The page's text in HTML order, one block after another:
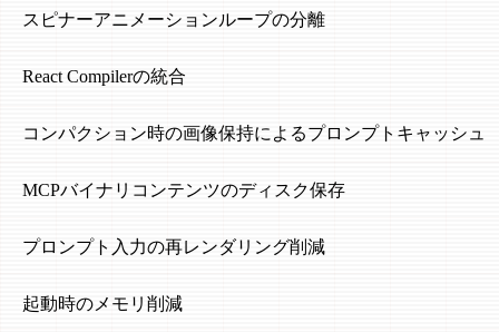
スピナーアニメーションループの分離
React Compilerの統合
コンパクション時の画像保持によるプロンプトキャッシュ
MCPバイナリコンテンツのディスク保存
プロンプト入力の再レンダリング削減
起動時のメモリ削減